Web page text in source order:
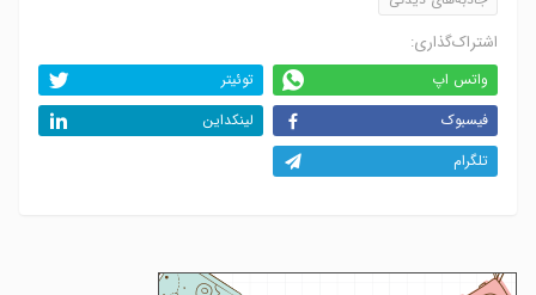
اشتراک‌گذاری:
واتس اپ
توئیتر
فیسبوک
لینکداین
تلگرام